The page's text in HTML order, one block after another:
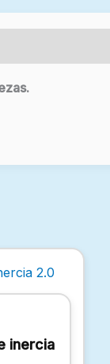
inercia